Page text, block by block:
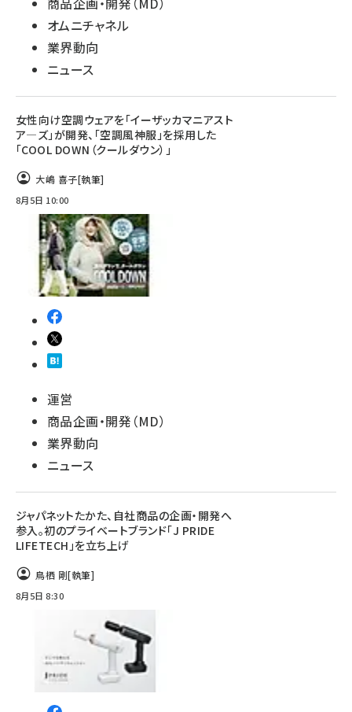
オムニチャネル
業界動向
ニュース
女性向け空調ウェアを「イーザッカマニアスト
ア―ズ」が開発、「空調風神服」を採用した
「COOL DOWN（クールダウン）」
大嶋 喜子[執筆]
8月5日 10:00
運営
商品企画・開発（MD）
業界動向
ニュース
ジャパネットたかた、自社商品の企画・開発へ
参入。初のプライベートブランド「J PRIDE
LIFETECH」を立ち上げ
鳥栖 剛[執筆]
8月5日 8:30